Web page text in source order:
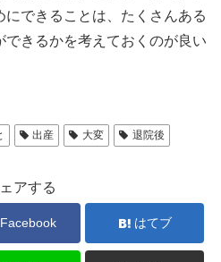
できることは、たくさんある
きるかを考えておくのが良い
出産 大変 退院後
アする
Facebook はてブ